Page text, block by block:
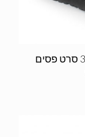
מגפי האגג דגם 3280 סרט פסים UGG